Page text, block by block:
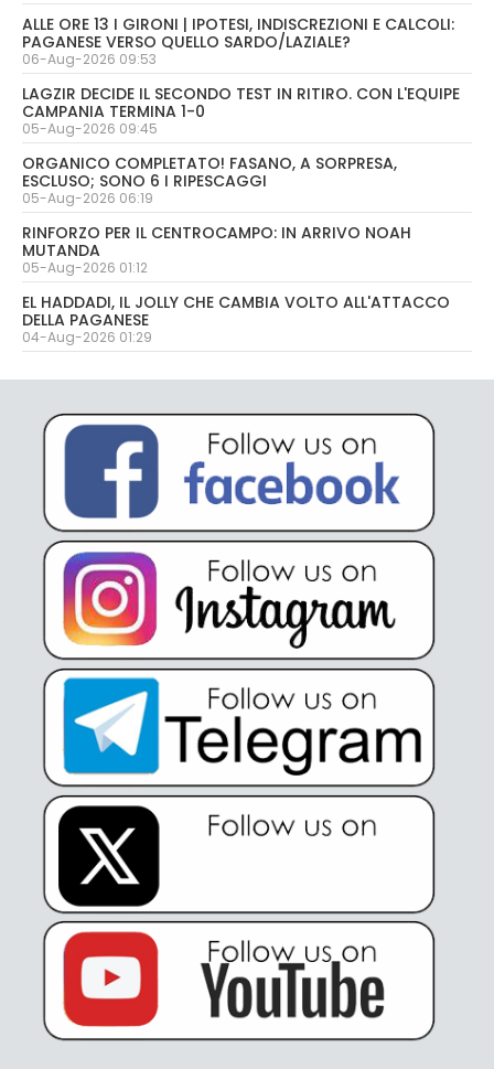
ALLE ORE 13 I GIRONI | IPOTESI, INDISCREZIONI E CALCOLI:
PAGANESE VERSO QUELLO SARDO/LAZIALE?
06-Aug-2026 09:53
LAGZIR DECIDE IL SECONDO TEST IN RITIRO. CON L'EQUIPE
CAMPANIA TERMINA 1-0
05-Aug-2026 09:45
ORGANICO COMPLETATO! FASANO, A SORPRESA,
ESCLUSO; SONO 6 I RIPESCAGGI
05-Aug-2026 06:19
RINFORZO PER IL CENTROCAMPO: IN ARRIVO NOAH
MUTANDA
05-Aug-2026 01:12
EL HADDADI, IL JOLLY CHE CAMBIA VOLTO ALL'ATTACCO
DELLA PAGANESE
04-Aug-2026 01:29